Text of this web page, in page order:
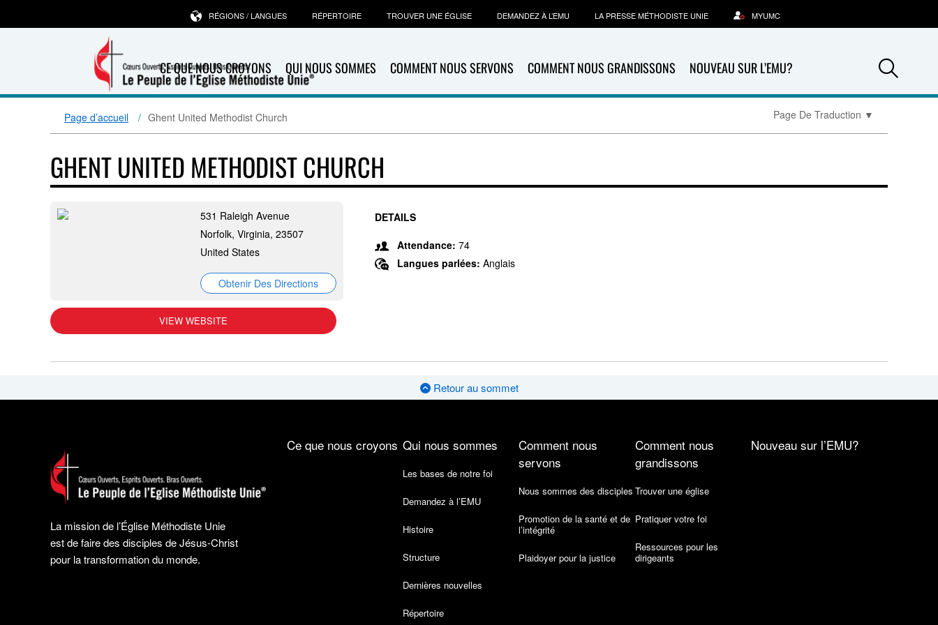
CE QUE NOUS CROYONS QUI NOUS SOMMES COMMENT NOUS SERVONS COMMENT NOUS GRANDISSONS NOUVEAU SUR L’EMU?
RÉGIONS / LANGUES RÉPERTOIRE TROUVER UNE ÉGLISE DEMANDEZ À L’EMU LA PRESSE MÉTHODISTE UNIE MYUMC
Page d’accueil Ghent United Methodist Church Page De Traduction ▼
GHENT UNITED METHODIST CHURCH
531 Raleigh Avenue
Norfolk, Virginia, 23507
United States
Obtenir Des Directions
VIEW WEBSITE
DETAILS
Attendance: 74
Langues parlées: Anglais
Retour au sommet
La mission de l’Église Méthodiste Unie
est de faire des disciples de Jésus-Christ
pour la transformation du monde.
Ce que nous croyons Qui nous sommes
Les bases de notre foi
Demandez à l’EMU
Histoire
Structure
Dernières nouvelles
Répertoire
Comment nous
servons
Nous sommes des disciples
Promotion de la santé et de
l’intégrité
Plaidoyer pour la justice
Comment nous
grandissons
Trouver une église
Pratiquer votre foi
Ressources pour les
dirigeants
Nouveau sur l’EMU?